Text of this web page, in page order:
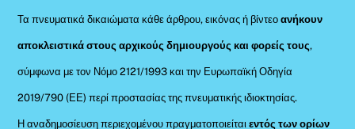
Τα πνευματικά δικαιώματα κάθε άρθρου, εικόνας ή βίντεοανήκουν
αποκλειστικά στους αρχικούς δημιουργούς και φορείς τους,
σύμφωνα με τον Νόμο 2121/1993 και την Ευρωπαϊκή Οδηγία
2019/790 (ΕΕ) περί προστασίας της πνευματικής ιδιοκτησίας.
Η αναδημοσίευση περιεχομένου πραγματοποιείταιεντός των ορίων